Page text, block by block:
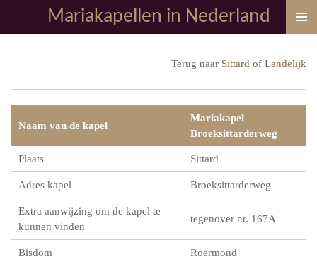
direct
Mariakapellen in Nederland
Terug naar Sittard of Landelijk
Naam van de kapel
Mariakapel
Broeksittarderweg
Plaats Sittard
Adres kapel Broeksittarderweg
Extra aanwijzing om de kapel te
kunnen vinden
tegenover nr. 167A
Bisdom Roermond